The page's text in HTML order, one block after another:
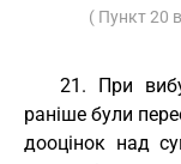
( Пункт 20
21. При
раніше були
дооцінок над